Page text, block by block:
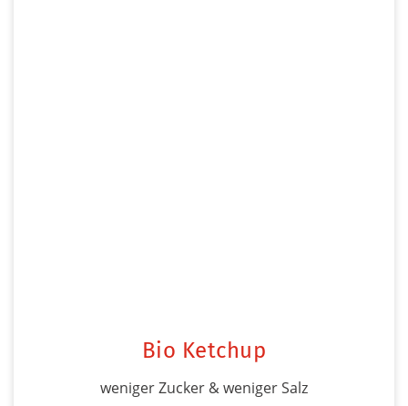
Bio Ketchup
weniger Zucker & weniger Salz